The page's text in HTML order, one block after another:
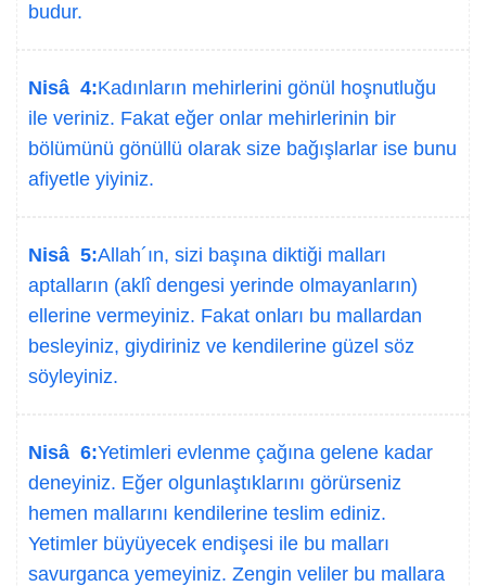
budur.
Nisâ 4:Kadınların mehirlerini gönül hoşnutluğu
ile veriniz. Fakat eğer onlar mehirlerinin bir
bölümünü gönüllü olarak size bağışlarlar ise bunu
afiyetle yiyiniz.
Nisâ 5:Allah´ın, sizi başına diktiği malları
aptalların (aklî dengesi yerinde olmayanların)
ellerine vermeyiniz. Fakat onları bu mallardan
besleyiniz, giydiriniz ve kendilerine güzel söz
söyleyiniz.
Nisâ 6:Yetimleri evlenme çağına gelene kadar
deneyiniz. Eğer olgunlaştıklarını görürseniz
hemen mallarını kendilerine teslim ediniz.
Yetimler büyüyecek endişesi ile bu malları
savurganca yemeyiniz. Zengin veliler bu mallara